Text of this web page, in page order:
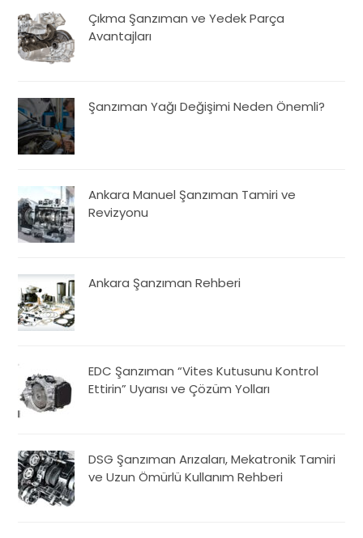
Çıkma Şanzıman ve Yedek Parça
Avantajları
Şanzıman Yağı Değişimi Neden Önemli?
Ankara Manuel Şanzıman Tamiri ve
Revizyonu
Ankara Şanzıman Rehberi
EDC Şanzıman “Vites Kutusunu Kontrol
Ettirin” Uyarısı ve Çözüm Yolları
DSG Şanzıman Arızaları, Mekatronik Tamiri
ve Uzun Ömürlü Kullanım Rehberi